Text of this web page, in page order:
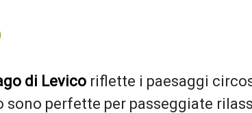
di Levico riflette i paesaggi
sono perfette per passeggiate